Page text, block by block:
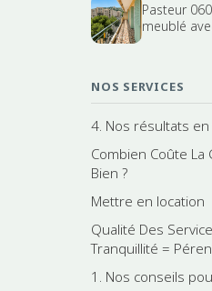
Pasteur
meublé
NOS SERVICES
4. Nos résultats
Combien Coûte La
Bien ?
Mettre en location
Qualité Des
Tranquillité =
1. Nos conseils